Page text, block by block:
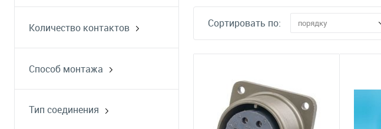
Количество контактов
Способ монтажа
Тип соединения
Сортировать по: порядку